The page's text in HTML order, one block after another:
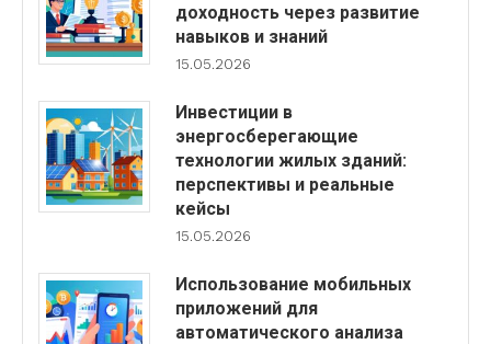
доходность через развитие
навыков и знаний
15.05.2026
Инвестиции в
энергосберегающие
технологии жилых зданий:
перспективы и реальные
кейсы
15.05.2026
Использование мобильных
приложений для
автоматического анализа